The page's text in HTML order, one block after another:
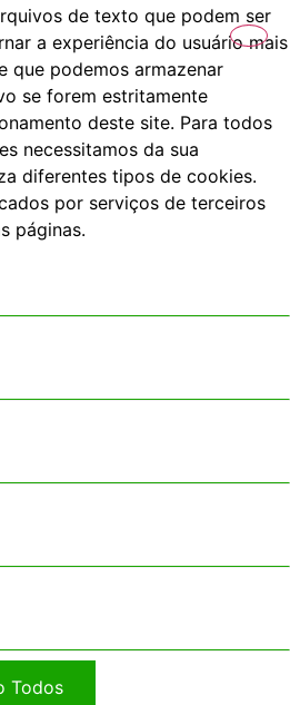
de texto que podem ser
a experiência do usuário mais
que podemos armazenar
se forem estritamente
deste site. Para todos
necessitamos da sua
diferentes tipos de cookies.
por serviços de terceiros
páginas.
Todos